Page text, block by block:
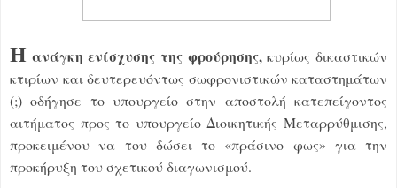
Η ανάγκη ενίσχυσης της φρούρησης,κυρίως δικαστικών
κτιρίων και δευτερευόντως σωφρονιστικών καταστημάτων
(;) οδήγησε το υπουργείο στην αποστολή κατεπείγοντος
αιτήματος προς το υπουργείο Διοικητικής Μεταρρύθμισης,
προκειμένου να του δώσει το «πράσινο φως» για την
προκήρυξη του σχετικού διαγωνισμού.